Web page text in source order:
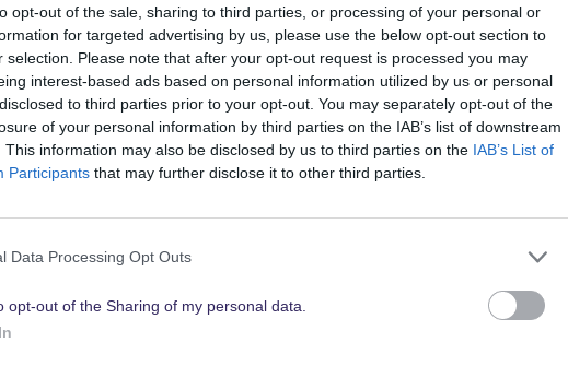
opt-out of the sale, sharing to third parties, or processing of your personal or
for targeted advertising by us, please use the below opt-out section to
selection. Please note that after your opt-out request is processed you may
interest-based ads based on personal information utilized by us or personal
to third parties prior to your opt-out. You may separately opt-out of the
of your personal information by third parties on the IAB’s list of downstream
This information may also be disclosed by us to third parties on the IAB’s List of
Participants that may further disclose it to other third parties.
Data Processing Opt Outs
opt-out of the Sharing of my personal data.
Walt Disney World das Ende von Genie+ an.
Verkürzen der Wartezeit hat nach nur wenigen
nach der ersten Ankündigung klar wurde, ändert
Name, sondern einiges mehr.
Übersicht über die Lightning Lane